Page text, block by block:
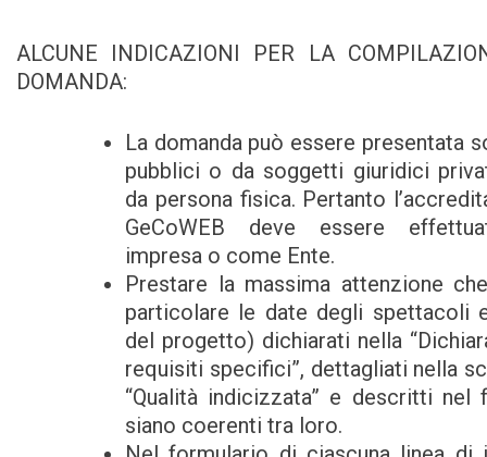
ALCUNE INDICAZIONI PER LA
DOMANDA:
La domanda può essere presentata
pubblici o da soggetti giuridici
da persona fisica. Pertanto
GeCoWEB deve essere
impresa o come Ente.
Prestare la massima attenzione
particolare le date degli spettacoli
del progetto) dichiarati nella
requisiti specifici”, dettagliati nella
“Qualità indicizzata” e descritti nel
siano coerenti tra loro.